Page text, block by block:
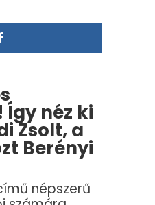
néz ki
Zsolt, a
Berényi
népszerű